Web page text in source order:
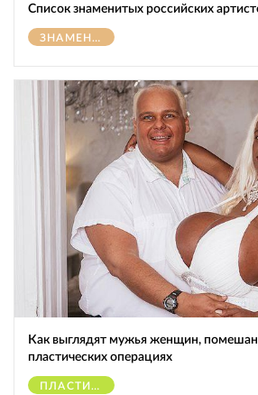
Список знаменитых российских
ЗНАМЕНИТОСТИ
Как выглядят мужья женщин,
пластических операциях
ПЛАСТИЧЕСКИЕ ОПЕРАЦИИ